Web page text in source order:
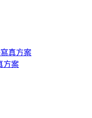
寫真方案
方案